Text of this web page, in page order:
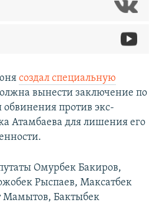
создал специальную
вынести заключение по
против экс-
Атамбаева для лишения его
Омурбек Бакиров,
Рыспаев, Максатбек
Мамытов, Бактыбек